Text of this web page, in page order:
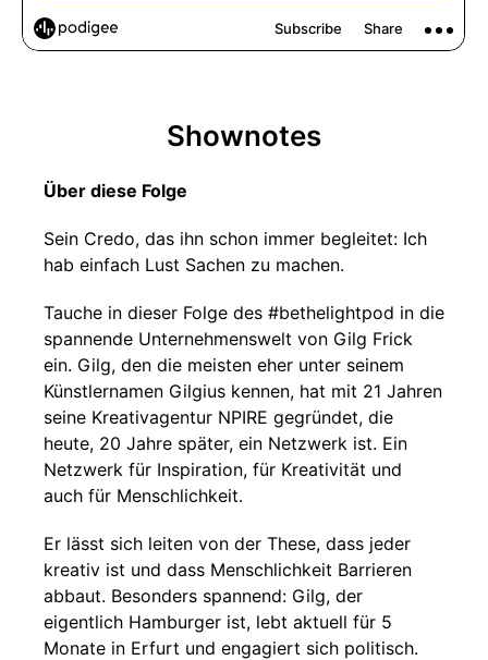
Shownotes
Über diese Folge
Sein Credo, das ihn schon immer begleitet: Ich
hab einfach Lust Sachen zu machen.
Tauche in dieser Folge des #bethelightpod in die
spannende Unternehmenswelt von Gilg Frick
ein. Gilg, den die meisten eher unter seinem
Künstlernamen Gilgius kennen, hat mit 21 Jahren
seine Kreativagentur NPIRE gegründet, die
heute, 20 Jahre später, ein Netzwerk ist. Ein
Netzwerk für Inspiration, für Kreativität und
auch für Menschlichkeit.
Er lässt sich leiten von der These, dass jeder
kreativ ist und dass Menschlichkeit Barrieren
abbaut. Besonders spannend: Gilg, der
eigentlich Hamburger ist, lebt aktuell für 5
Monate in Erfurt und engagiert sich politisch.